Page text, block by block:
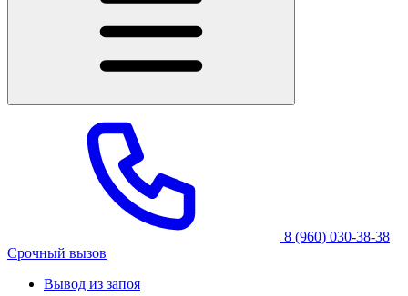
8 (960) 030-38-38
Срочный вызов
Вывод из запоя